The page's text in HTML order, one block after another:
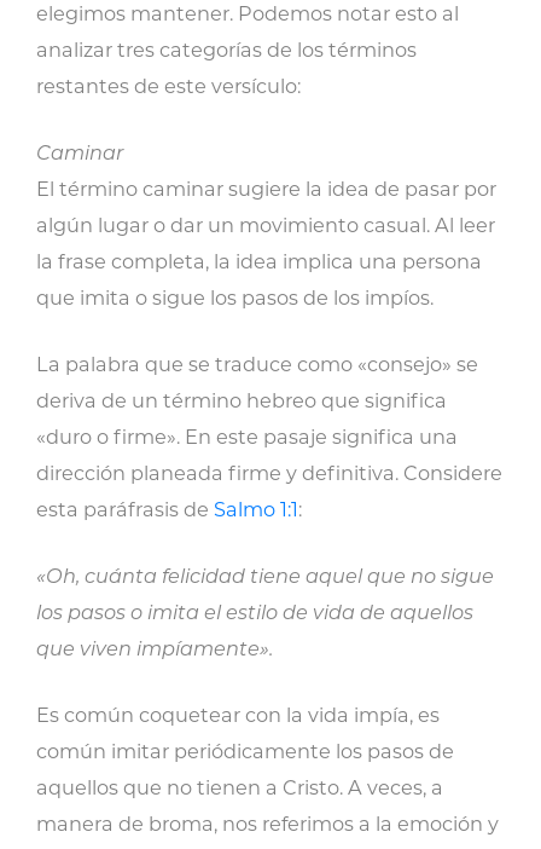
elegimos mantener. Podemos notar esto al
analizar tres categorías de los términos
restantes de este versículo:
Caminar
El término caminar sugiere la idea de pasar por
algún lugar o dar un movimiento casual. Al leer
la frase completa, la idea implica una persona
que imita o sigue los pasos de los impíos.
La palabra que se traduce como «consejo» se
deriva de un término hebreo que significa
«duro o firme». En este pasaje significa una
dirección planeada firme y definitiva. Considere
esta paráfrasis de Salmo 1:1:
«Oh, cuánta felicidad tiene aquel que no sigue
los pasos o imita el estilo de vida de aquellos
que viven impíamente».
Es común coquetear con la vida impía, es
común imitar periódicamente los pasos de
aquellos que no tienen a Cristo. A veces, a
manera de broma, nos referimos a la emoción y